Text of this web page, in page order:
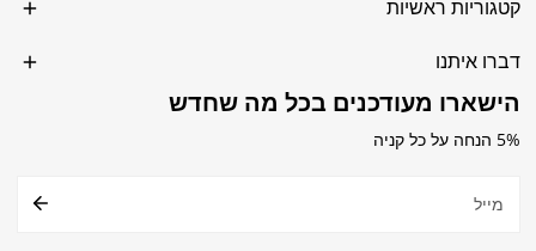
קטגוריות ראשיות
דברו איתנו
הישארו מעודכנים בכל מה שחדש
5% הנחה על כל קניה
אלקטרוני